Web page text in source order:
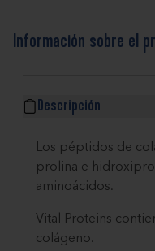
Información sobre el
Descripción
Los péptidos de
prolina e
aminoácidos.
Vital Proteins
colágeno.